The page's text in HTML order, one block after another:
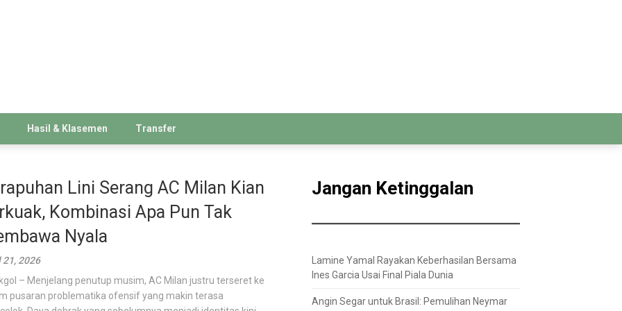
Hasil & Klasemen Transfer
Lini Serang AC Milan Kian
Kombinasi Apa Pun Tak
Nyala
21, 2026
– Menjelang penutup musim, AC Milan justru terseret ke
pusaran problematika ofensif yang makin terasa
Jangan Ketinggalan
Lamine Yamal Rayakan Keberhasilan Bersama
Ines Garcia Usai Final Piala Dunia
Angin Segar untuk Brasil: Pemulihan Neymar